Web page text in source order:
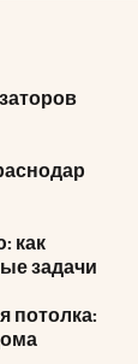
как
задачи
потолка: